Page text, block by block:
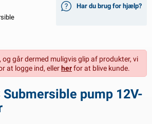
Har du brug for hjælp?
og går dermed muligvis glip af produkter, vi
at logge ind, ellerherfor at blive kunde.
Submersible pump 12V-